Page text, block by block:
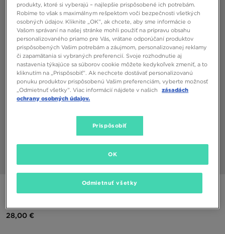
NIKE TRIČKO SPORTSWEAR CLUB
28,00 €
produkty, ktoré si vyberajú – najlepšie prispôsobené ich potrebám.
Robíme to však s maximálnym rešpektom voči bezpečnosti všetkých
osobných údajov. Kliknite „OK”, ak chcete, aby sme informácie o
Vašom správaní na našej stránke mohli použiť na prípravu obsahu
personalizovaného priamo pre Vás, vrátane odporúčaní produktov
prispôsobených Vašim potrebám a záujmom, personalizovanej reklamy
či zapamätania si vybraných preferencií. Svoje rozhodnutie aj
nastavenia týkajúce sa súborov cookie môžete kedykoľvek zmeniť, a to
kliknutím na „Prispôsobiť”. Ak nechcete dostávať personalizovanú
ponuku produktov prispôsobenú Vašim preferenciám, vyberte možnosť
„Odmietnuť všetky”. Viac informácií nájdete v našich
zásadách
ochrany osobných údajov.
Prispôsobiť
Odmietnuť všetky
OK